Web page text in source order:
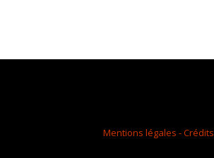
Mentions légales - Crédits